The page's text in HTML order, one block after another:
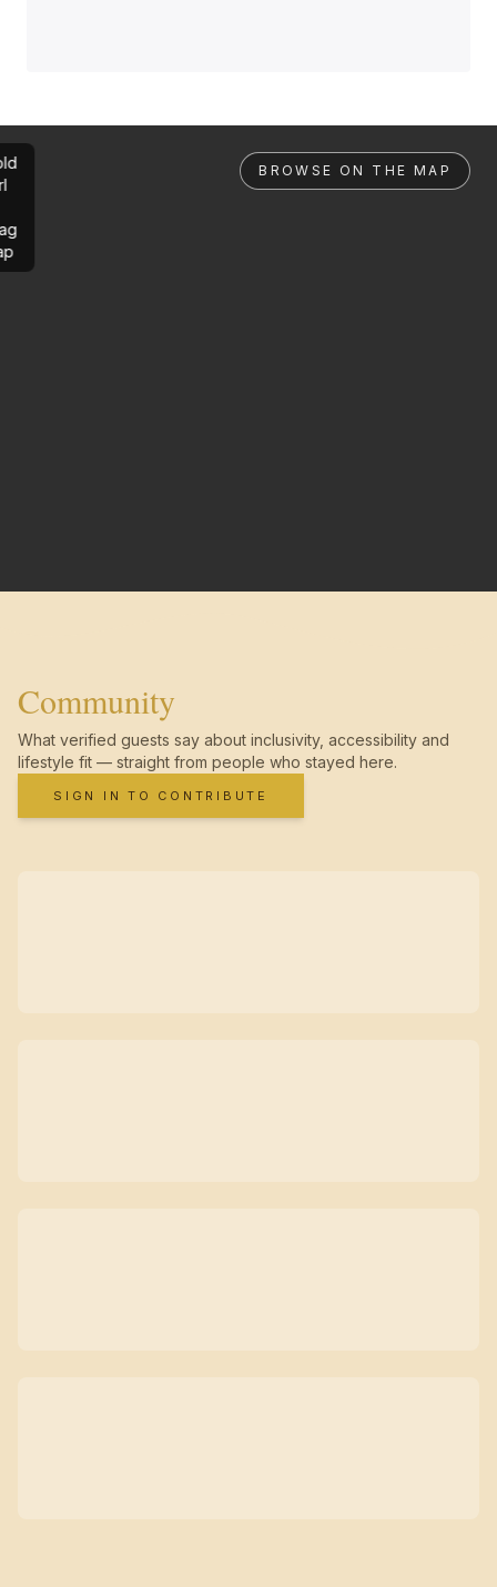
BROWSE ON THE MAP
Community
What verified guests say about inclusivity, accessibility and
lifestyle fit — straight from people who stayed here.
SIGN IN TO CONTRIBUTE